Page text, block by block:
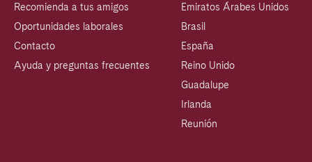
Recomienda a tus amigos
Oportunidades laborales
Contacto
Ayuda y preguntas frecuentes
Emiratos Árabes Unidos
Brasil
España
Reino Unido
Guadalupe
Irlanda
Reunión